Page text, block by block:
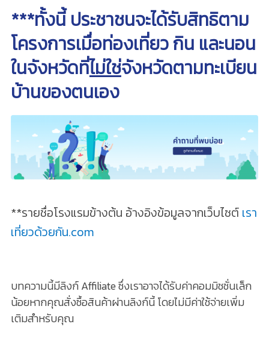
***ทั้งนี้ ประชาชนจะได้รับสิทธิตาม
โครงการเมื่อท่องเที่ยว กิน และนอน
ในจังหวัดที่ไม่ใช่จังหวัดตามทะเบียน
บ้านของตนเอง
**รายชื่อโรงแรมข้างต้น อ้างอิงข้อมูลจากเว็บไซต์ เรา
เที่ยวด้วยกัน.com
บทความนี้มีลิงก์ Affiliate ซึ่งเราอาจได้รับค่าคอมมิชชั่นเล็ก
น้อยหากคุณสั่งซื้อสินค้าผ่านลิงก์นี้ โดยไม่มีค่าใช้จ่ายเพิ่ม
เติมสำหรับคุณ